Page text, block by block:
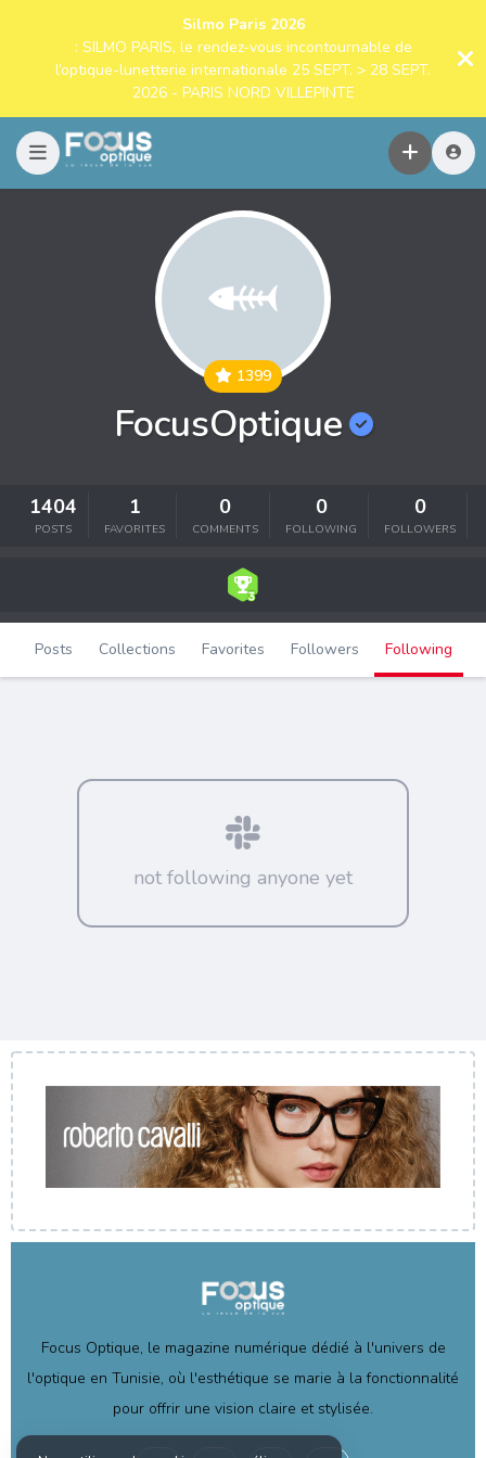
Silmo Paris 2026
: SILMO PARIS, le rendez-vous incontournable de
l’optique-lunetterie internationale 25 SEPT. > 28 SEPT.
2026 - PARIS NORD VILLEPINTE
1399
FocusOptique
1404
POSTS
1
FAVORITES
0
COMMENTS
0
FOLLOWING
0
FOLLOWERS
Posts Collections Favorites Followers Following
not following anyone yet
Focus Optique, le magazine numérique dédié à l'univers de
l'optique en Tunisie, où l'esthétique se marie à la fonctionnalité
pour offrir une vision claire et stylisée.